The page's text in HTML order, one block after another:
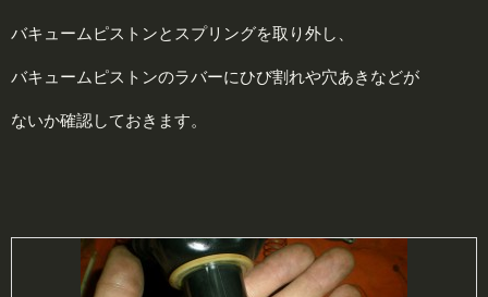
バキュームピストンとスプリングを取り外し、
バキュームピストンのラバーにひび割れや穴あきなどが
ないか確認しておきます。